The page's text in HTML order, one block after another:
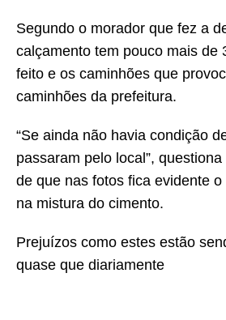
Segundo o morador que fez a
calçamento tem pouco mais de
feito e os caminhões que
caminhões da prefeitura.
“Se ainda não havia condição
passaram pelo local”,
de que nas fotos fica evidente
na mistura do cimento.
Prejuízos como estes estão
quase que diariamente